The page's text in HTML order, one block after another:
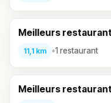
Meilleurs
11,1 km •1 restaurant
Meilleurs